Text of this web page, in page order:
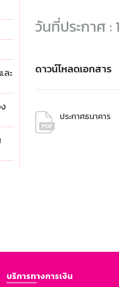
ละ
วันที่ประกาศ :
ดาวน์โหลดเอกสาร
ประกาศธนาคาร
บริการทางการเงิน